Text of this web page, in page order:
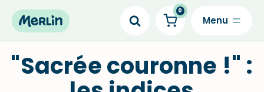
Skip
content
0
"Sacrée couronne !" :